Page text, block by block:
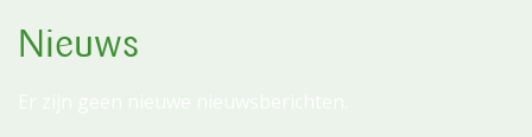
Nieuws